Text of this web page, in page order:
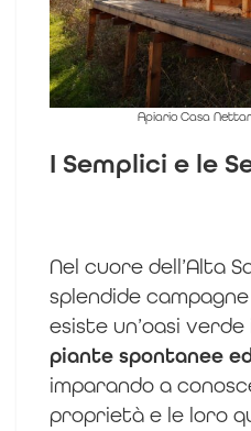
Apiario Casa
I Semplici e le
Nel cuore dell’Alta
splendide
esiste un’oasi
piante spontanee
imparando a
proprietà e le loro